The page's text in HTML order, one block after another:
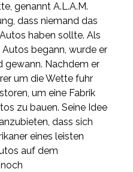
genannt A.L.A.M.
dass niemand das
haben sollte. Als
begann, wurde er
gewann. Nachdem er
um die Wette fuhr
um eine Fabrik
zu bauen. Seine Idee
dass sich
eines leisten
auf dem